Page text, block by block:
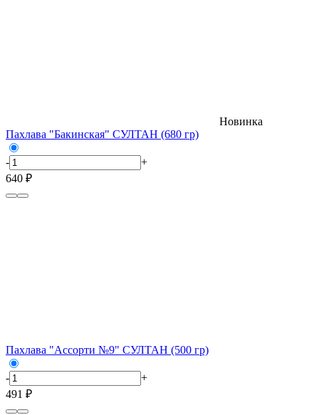
Новинка
Пахлава "Бакинская" СУЛТАН (680 гр)
-
+
640 ₽
Пахлава "Ассорти №9" СУЛТАН (500 гр)
-
+
491 ₽